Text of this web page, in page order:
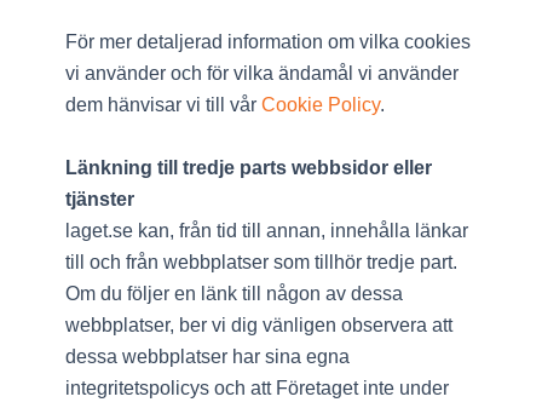
För mer detaljerad information om vilka cookies
vi använder och för vilka ändamål vi använder
dem hänvisar vi till vår Cookie Policy.
Länkning till tredje parts webbsidor eller
tjänster
laget.se kan, från tid till annan, innehålla länkar
till och från webbplatser som tillhör tredje part.
Om du följer en länk till någon av dessa
webbplatser, ber vi dig vänligen observera att
dessa webbplatser har sina egna
integritetspolicys och att Företaget inte under